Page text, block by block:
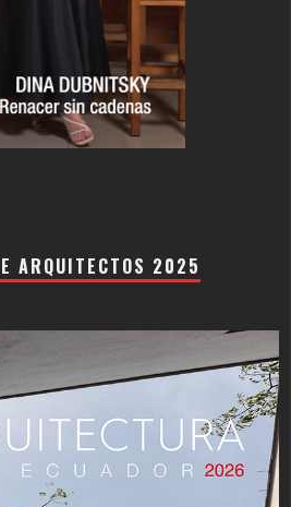
ARQUITECTOS 2025